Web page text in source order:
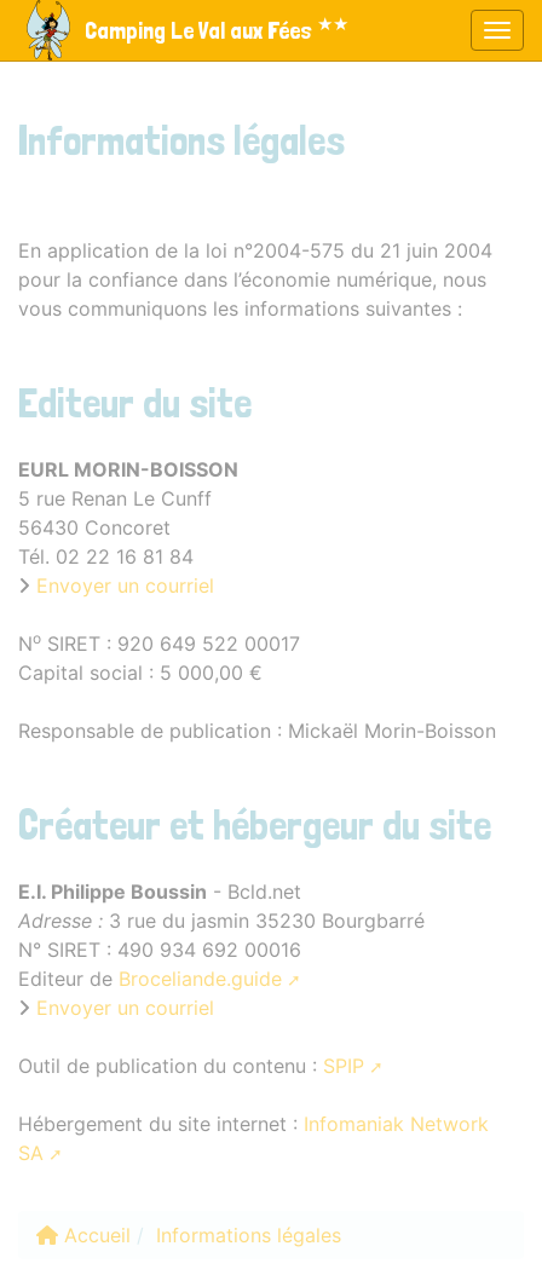
Camping Le Val aux Fées ★★
Informations légales
En application de la loi n°2004-575 du 21 juin 2004
pour la confiance dans l’économie numérique, nous
vous communiquons les informations suivantes :
Editeur du site
EURL MORIN-BOISSON
5 rue Renan Le Cunff
56430 Concoret
Tél. 02 22 16 81 84
Envoyer un courriel
No SIRET : 920 649 522 00017
Capital social : 5 000,00 €
Responsable de publication : Mickaël Morin-Boisson
Créateur et hébergeur du site
E.I. Philippe Boussin - Bcld.net
Adresse : 3 rue du jasmin 35230 Bourgbarré
N° SIRET : 490 934 692 00016
Editeur de Broceliande.guide
Envoyer un courriel
Outil de publication du contenu : SPIP
Hébergement du site internet : Infomaniak Network
SA
Accueil Informations légales
Panneau de gestion des cookies